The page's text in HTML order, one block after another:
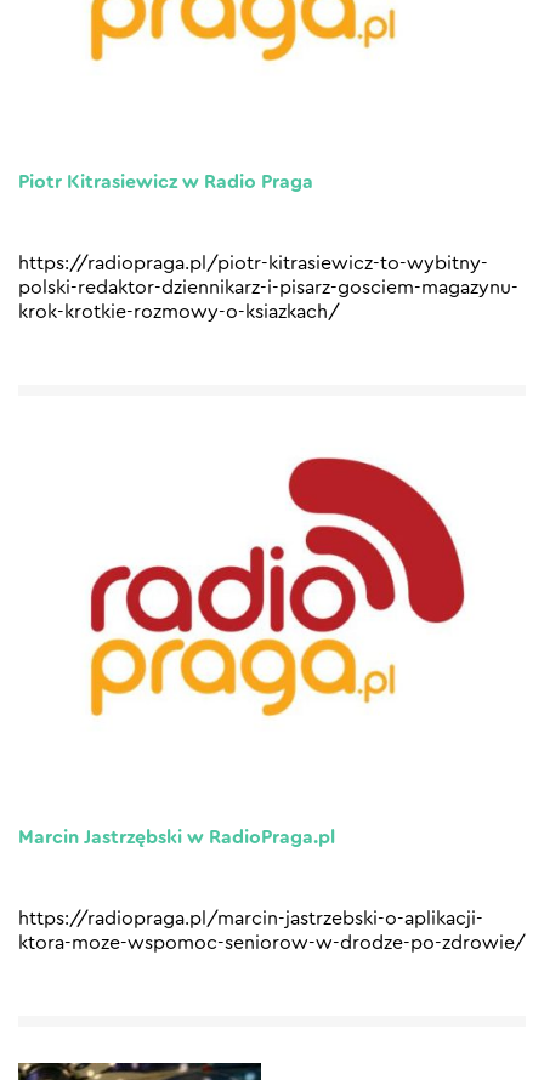
Piotr Kitrasiewicz w Radio Praga
https://radiopraga.pl/piotr-kitrasiewicz-to-wybitny-
polski-redaktor-dziennikarz-i-pisarz-gosciem-magazynu-
krok-krotkie-rozmowy-o-ksiazkach/
Marcin Jastrzębski w RadioPraga.pl
https://radiopraga.pl/marcin-jastrzebski-o-aplikacji-
ktora-moze-wspomoc-seniorow-w-drodze-po-zdrowie/